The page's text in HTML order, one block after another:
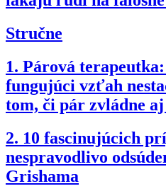
Stručne
1. Párová
fungujúci vzťah
tom, či pár zvládne
2. 10 fascinujúcich
nespravodlivo
Grishama